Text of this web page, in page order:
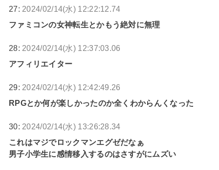
27: 2024/02/14(水) 12:22:12.74
ファミコンの女神転生とかもう絶対に無理
28: 2024/02/14(水) 12:37:03.06
アフィリエイター
29: 2024/02/14(水) 12:42:49.26
RPGとか何が楽しかったのか全くわからんくなった
30: 2024/02/14(水) 13:26:28.34
これはマジでロックマンエグゼだなぁ
男子小学生に感情移入するのはさすがにムズい